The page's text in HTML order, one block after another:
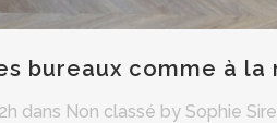
bureaux comme à la
dans Non classé by Sophie Sire